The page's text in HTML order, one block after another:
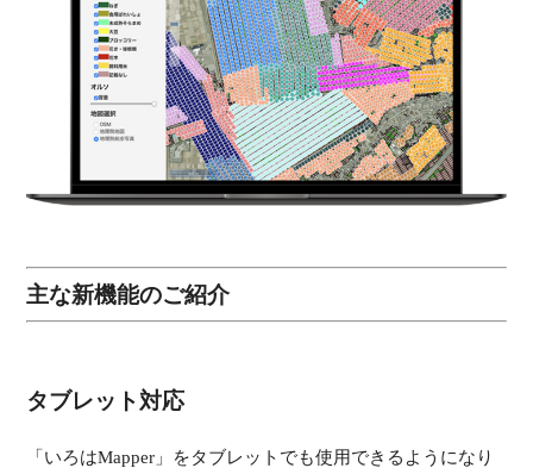
主な新機能のご紹介
タブレット対応
「いろはMapper」をタブレットでも使用できるようになり